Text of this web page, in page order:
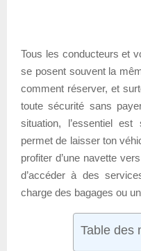
Tous les conducteurs et
se posent souvent la
comment réserver, et
toute sécurité sans
situation, l’essentiel
permet de laisser ton
profiter d’une navette
d’accéder à des
charge des bagages ou
Table des